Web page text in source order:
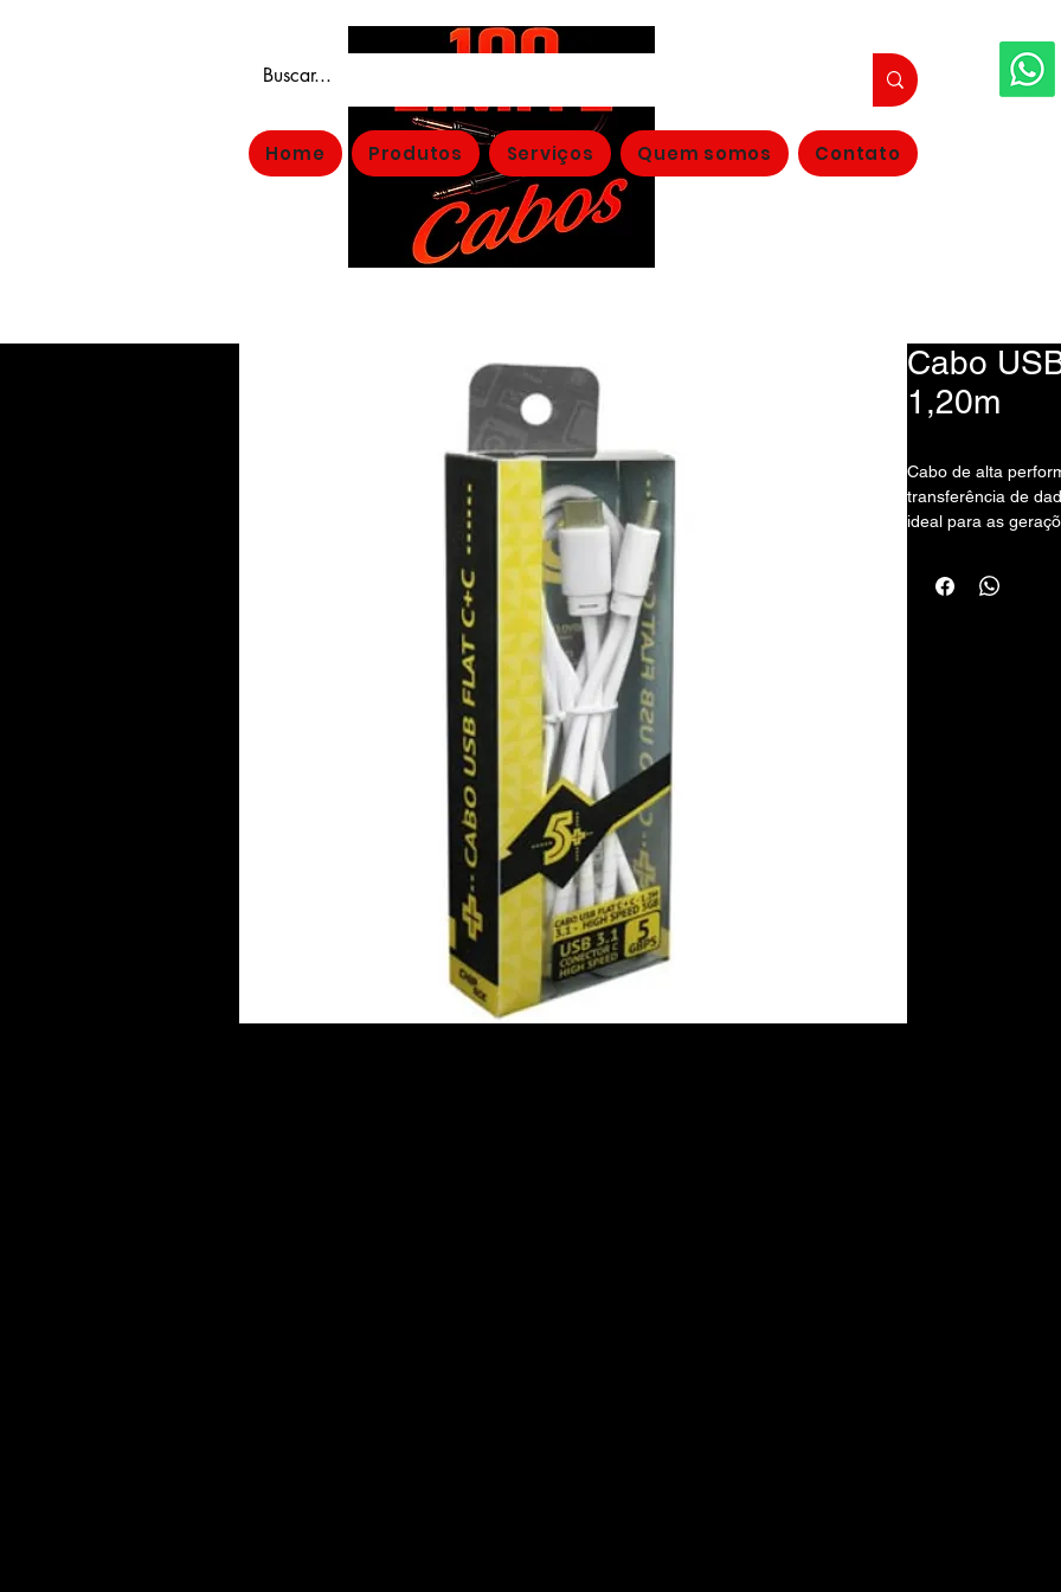
Home Produtos Serviços Quem somos Contato
Cabo
1,20m
Cabo de alta
transferência de
ideal para as